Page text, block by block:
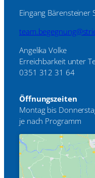
Eingang Bärensteiner
Angelika Volke
Erreichbarkeit unter
0351 312 31 64
Öffnungszeiten
Montag bis
je nach Programm